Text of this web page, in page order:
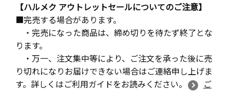
【ハルメク アウトレットセールについてのご注意】
■完売する場合があります。
・完売になった商品は、締め切りを待たず終了とな
ります。
・万一、注文集中等により、ご注文を承った後に売
り切れになりお届けできない場合はご連絡申し上げま
す。詳しくはご利用ガイドをお読みください。
ご